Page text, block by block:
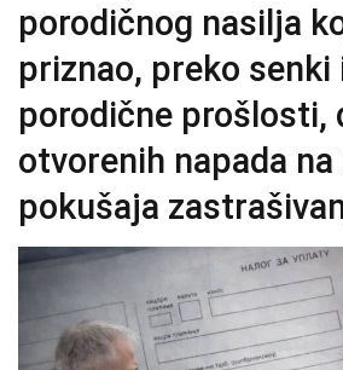
porodičnog nasilja
priznao, preko senki
porodične prošlosti,
otvorenih napada
pokušaja